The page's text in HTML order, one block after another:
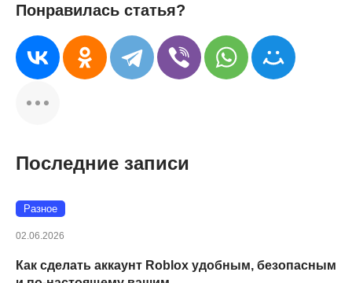
Понравилась статья?
Последние записи
Разное
02.06.2026
Как сделать аккаунт Roblox удобным, безопасным